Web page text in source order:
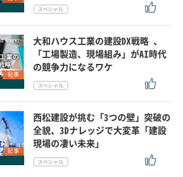
記事
大和ハウス工業の建設DX戦略 、
「工場製造、現場組み」がAI時代
の競争力になるワケ
記事
西松建設が挑む「3つの壁」突破の
全貌、3Dナレッジで大変革「建設
現場の凄い未来」